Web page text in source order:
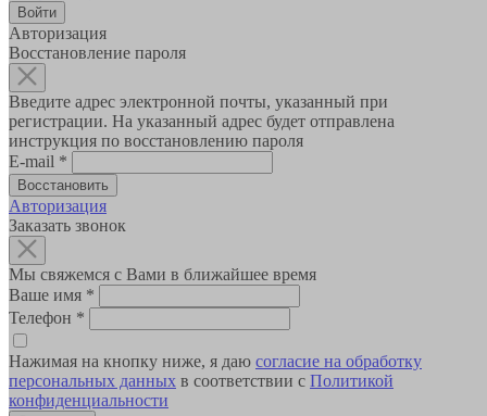
Авторизация
Восстановление пароля
Введите адрес электронной почты, указанный при
регистрации. На указанный адрес будет отправлена
инструкция по восстановлению пароля
E-mail *
Авторизация
Заказать звонок
Мы свяжемся с Вами в ближайшее время
Ваше имя *
Телефон *
Нажимая на кнопку ниже, я даю согласие на обработку
персональных данных в соответствии с Политикой
конфиденциальности